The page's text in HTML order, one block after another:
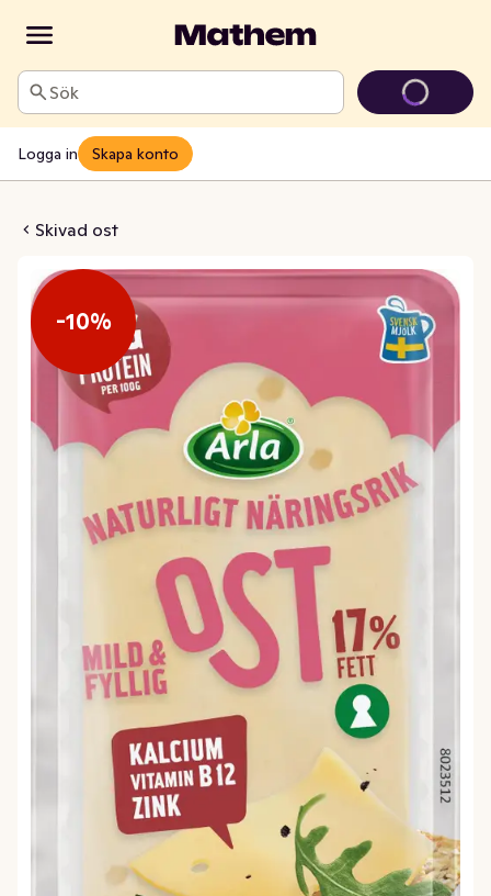
Sök
Logga in Skapa konto
Skivad ost
Skivad 17%
-10%